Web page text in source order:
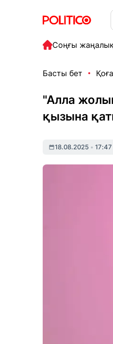
Соңғы
Басты бет
"Алла
қызына
18.08.2025 • 17:47